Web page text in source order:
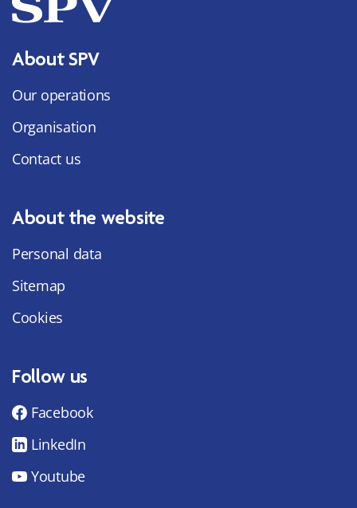
About SPV
Our operations
Organisation
Contact us
About the website
Personal data
Sitemap
Cookies
Follow us
Facebook
LinkedIn
Youtube